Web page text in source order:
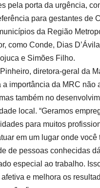
pela porta da urgência,
para gestantes de
da Região
como Conde, Dias
e Simões Filho.
diretora-geral da
a importância da MRC não
também no
local. “Geramos
para muitos
em um lugar onde você
de pessoas conhecidas
especial ao trabalho.
e melhora os